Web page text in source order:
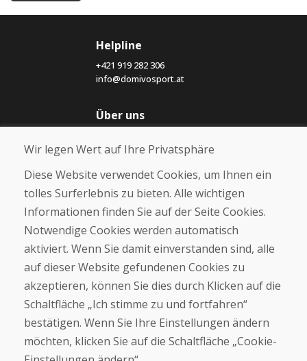
Helpline
+421 919 282 306
info@domivosport.at
Über uns
Über uns
Kontakt
Kaufen
E-Shop
Geschäftsbedingungen
Zahlung
Beschwerde
Rückgabe und Umtausch von Waren
Cookies
Wir legen Wert auf Ihre Privatsphäre
Diese Website verwendet Cookies, um Ihnen ein
tolles Surferlebnis zu bieten. Alle wichtigen
Informationen finden Sie auf der Seite Cookies.
Notwendige Cookies werden automatisch
aktiviert. Wenn Sie damit einverstanden sind, alle
auf dieser Website gefundenen Cookies zu
akzeptieren, können Sie dies durch Klicken auf die
Schaltfläche „Ich stimme zu und fortfahren“
bestätigen. Wenn Sie Ihre Einstellungen ändern
möchten, klicken Sie auf die Schaltfläche „Cookie-